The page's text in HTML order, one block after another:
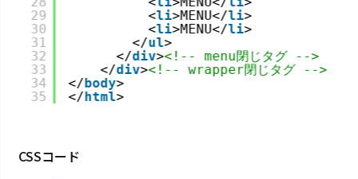
29
30
31
32
33
34
35
<li>MENU</li>
<li>MENU</li>
</ul>
</div><!-- menu閉じタグ -->
</div><!-- wrapper閉じタグ -->
</body>
</html>
CSSコード